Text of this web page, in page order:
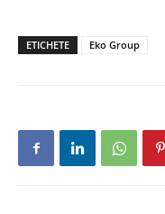
ETICHETE Eko Group